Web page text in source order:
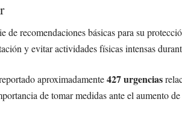
de recomendaciones básicas para su
y evitar actividades físicas intensas
aproximadamente427 urgencias
de tomar medidas ante el aumento de